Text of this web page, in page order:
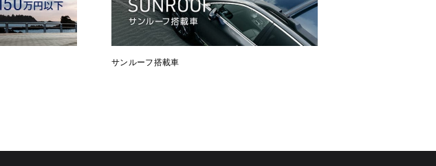
サンルーフ搭載車